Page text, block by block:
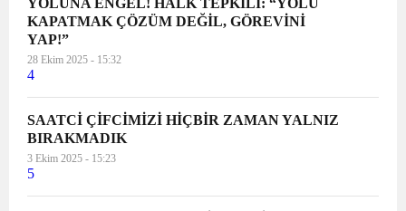
YOLUNA ENGEL! HALK TEPKİLİ: “YOLU
KAPATMAK ÇÖZÜM DEĞİL, GÖREVİNİ
YAP!”
28 Ekim 2025 - 15:32
4
SAATCİ ÇİFCİMİZİ HİÇBİR ZAMAN YALNIZ
BIRAKMADIK
3 Ekim 2025 - 15:23
5